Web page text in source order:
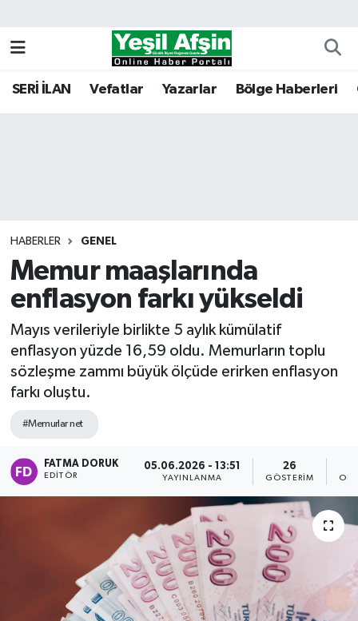
SERİ İLAN Vefatlar Yazarlar Bölge Haberleri
HABERLER GENEL
Memur maaşlarında
enflasyon farkı yükseldi
Mayıs verileriyle birlikte 5 aylık kümülatif
enflasyon yüzde 16,59 oldu. Memurların toplu
sözleşme zammı büyük ölçüde erirken enflasyon
farkı oluştu.
#Memurlar net
FATMA DORUK
EDITÖR
05.06.2026 - 13:51
YAYINLANMA
26
GÖSTERIM
Kahramanmaraş Nöbetçi Eczaneler
Tüm Manşetler
Son Dakika Haberleri
Haber Arşivi